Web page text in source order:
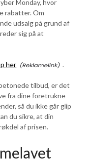
Monday, hvor
rabatter. Om
udsalg på grund af
sig på at
her .
tilbud, er det
fra dine foretrukne
så du ikke går glip
du sikre, at din
af prisen.